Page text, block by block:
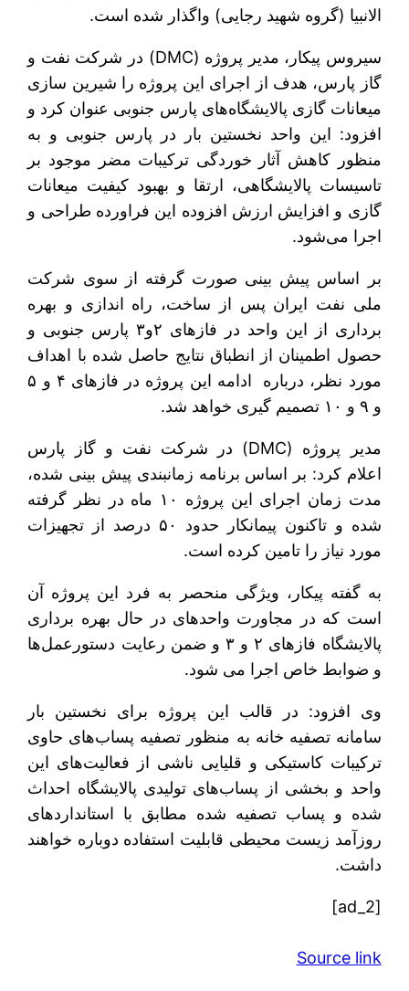
الانبیا (گروه شهید رجایی) واگذار شده است.
سیروس پیکار، مدیر پروژه (DMC) در شرکت نفت و
گاز پارس، هدف از اجرای این پروژه را شیرین سازی
میعانات گازی پالایشگاه‌های پارس جنوبی عنوان کرد و
افزود: این واحد نخستین بار در پارس جنوبی و به
منظور کاهش آثار خوردگی ترکیبات مضر موجود بر
تاسیسات پالایشگاهی، ارتقا و بهبود کیفیت میعانات
گازی و افزایش ارزش افزوده این فراورده طراحی و
اجرا می‌شود.
بر اساس پیش بینی صورت گرفته از سوی شرکت
ملی نفت ایران پس از ساخت، راه اندازی و بهره
برداری از این واحد در فازهای ۲و۳ پارس جنوبی و
حصول اطمینان از انطباق نتایج حاصل شده با اهداف
مورد نظر، درباره ادامه این پروژه در فازهای ۴ و ۵
و ۹ و ۱۰ تصمیم گیری خواهد شد.
مدیر پروژه (DMC) در شرکت نفت و گاز پارس
اعلام کرد: بر اساس برنامه زمانبندی پیش بینی شده،
مدت زمان اجرای این پروژه ۱۰ ماه در نظر گرفته
شده و تاکنون پیمانکار حدود ۵۰ درصد از تجهیزات
مورد نیاز را تامین کرده است.
به گفته پیکار، ویژگی منحصر به فرد این پروژه آن
است که در مجاورت واحدهای در حال بهره برداری
پالایشگاه فازهای ۲ و ۳ و ضمن رعایت دستورعمل‌ها
و ضوابط خاص اجرا می شود.
وی افزود: در قالب این پروژه برای نخستین بار
سامانه تصفیه خانه به منظور تصفیه پساب‌های حاوی
ترکیبات کاستیکی و قلیایی ناشی از فعالیت‌های این
واحد و بخشی از پساب‌های تولیدی پالایشگاه احداث
شده و پساب تصفیه شده مطابق با استانداردهای
روزآمد زیست محیطی قابلیت استفاده دوباره خواهند
داشت.
[ad_2]
Source link